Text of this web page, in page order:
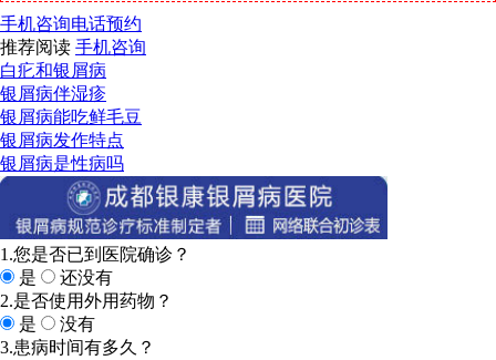
手机咨询电话预约
推荐阅读 手机咨询
白疕和银屑病
银屑病伴湿疹
银屑病能吃鲜毛豆
银屑病发作特点
银屑病是性病吗
1.您是否已到医院确诊？
是
还没有
2.是否使用外用药物？
是
没有
3.患病时间有多久？